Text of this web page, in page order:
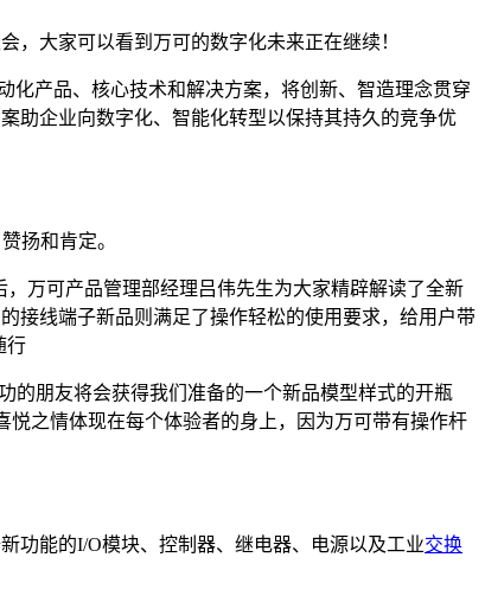
，大家可以看到万可的数字化未来正在继续！
化产品、核心技术和解决方案，将创新、智造理念贯穿
助企业向数字化、智能化转型以保持其持久的竞争优
扬和肯定。
，万可产品管理部经理吕伟先生为大家精辟解读了全新
接线端子新品则满足了操作轻松的使用要求，给用户带
行
的朋友将会获得我们准备的一个新品模型样式的开瓶
之情体现在每个体验者的身上，因为万可带有操作杆
功能的I/O模块、控制器、继电器、电源以及工业交换